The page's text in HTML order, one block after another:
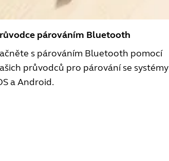
párováním Bluetooth
s párováním Bluetooth pomocí
průvodců pro párování se systémy
a Android.